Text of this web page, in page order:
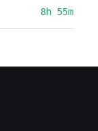
8h 55m